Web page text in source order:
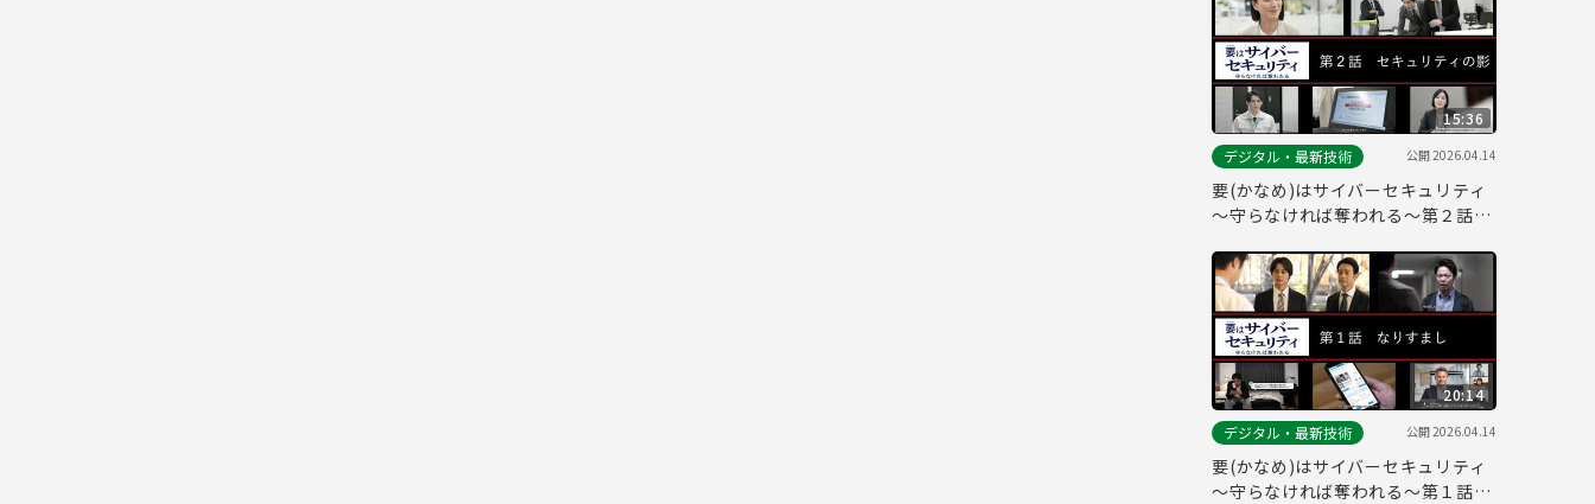
15:36
デジタル・最新技術
公開2026.04.14
要(かなめ)はサイバーセキュリティ
～守らなければ奪われる～第２話
理者向け)
20:14
デジタル・最新技術
公開2026.04.14
要(かなめ)はサイバーセキュリティ
～守らなければ奪われる～第１話